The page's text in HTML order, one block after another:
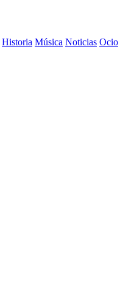
Historia Música Noticias Ocio